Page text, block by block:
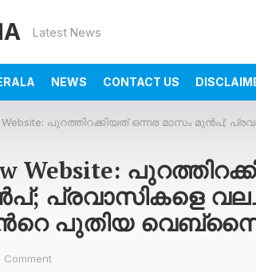
Latest News
NEWS CONTACT US
പുറത്തിറക്കിയത് ഒന്നര മാസം മുന്‍പ്; പ്രവാസികളെ വലച്ച് നോര്‍ക്ക റൂട്ട്സിന്‍റെ
Website:
പ്രവാസികളെ
പുതിയ
Comment